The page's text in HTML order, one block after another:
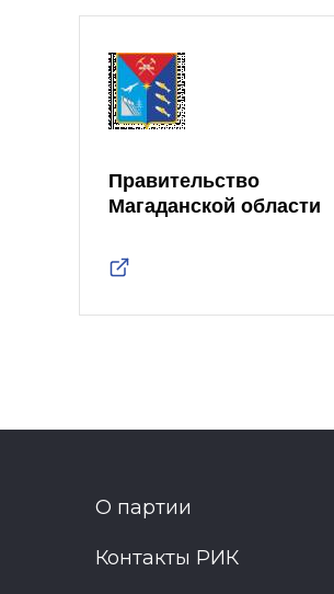
Правительство
Магаданской области
О партии
Контакты РИК